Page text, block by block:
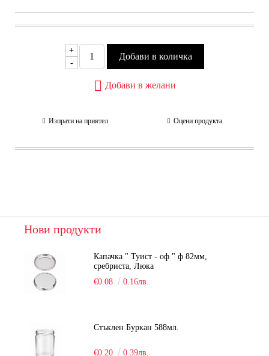
+
-
Добави в желани
Изпрати на приятел Оцени продукта
Нови продукти
Капачка " Туист - оф " ф 82мм,
сребриста, Люка
€0.08
0.16лв.
Стъклен Буркан 588мл.
€0.20 0.39лв.